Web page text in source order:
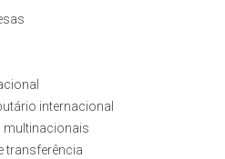
internacional
multinacionais
transferência